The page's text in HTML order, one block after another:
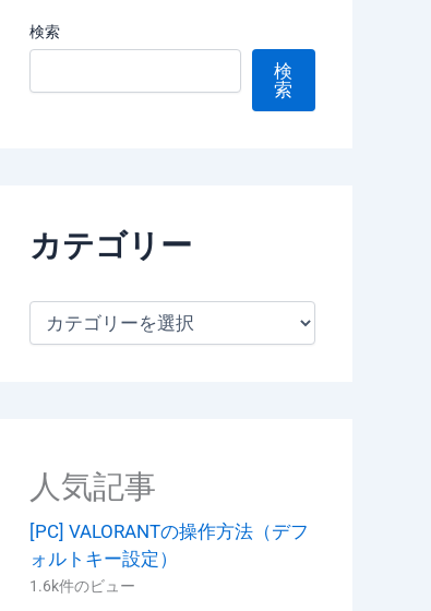
検索
検
索
カテゴリー
人気記事
[PC] VALORANTの操作方法（デフ
ォルトキー設定）
1.6k件のビュー